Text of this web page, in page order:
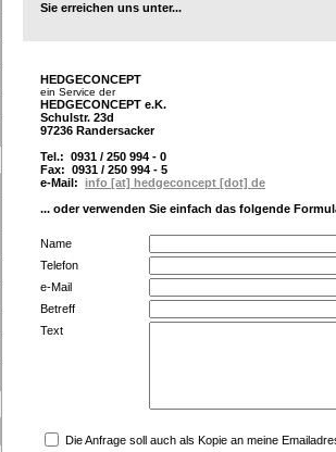
Sie erreichen uns unter...
HEDGECONCEPT
ein Service der
HEDGECONCEPT e.K.
Schulstr. 23d
97236 Randersacker
Tel.: 0931 / 250 994 - 0
Fax: 0931 / 250 994 - 5
e-Mail: info [at] hedgeconcept [dot] de
... oder verwenden Sie einfach das folgende
Name
Telefon
e-Mail
Betreff
Text
Die Anfrage soll auch als Kopie an meine